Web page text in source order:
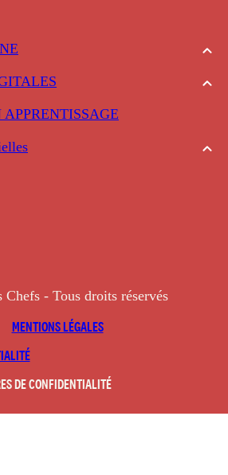
- Tous droits réservés
MENTIONS LÉGALES
DE CONFIDENTIALITÉ